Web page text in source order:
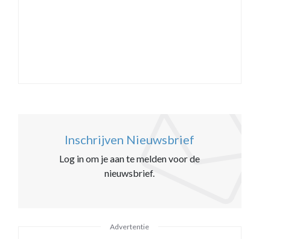
Inschrijven Nieuwsbrief
Log in om je aan te melden voor de
nieuwsbrief.
Advertentie